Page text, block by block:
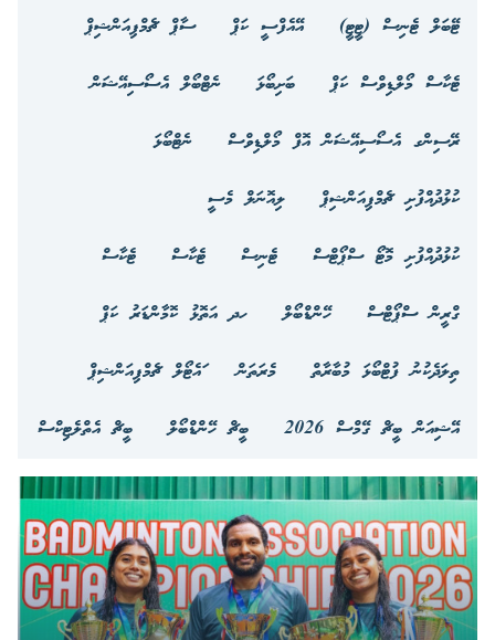
ޓޭބަލް ޓެނިސް (ޓީޓީ)
އޭއެފްސީ ކަޕް
ސާޕް ޗެމްޕިއަންޝިޕް
ޓެކާސް މޯލްޑިވްސް ކަޕް
ބަށިބޯޅަ
ނެޓްބޯލް އެސޯސިއޭޝަން
ރޭސިންގ އެސޯސިއޭޝަން އޮފް މޯލްޑިވްސް
ނެޓްބޯޅަ
ކުޅުދުއްފުށި ޗެމްޕިއަންޝިޕް
ލިއޮނަލް މެސީ
ކުޅުދުއްފުށި މޮޓޯ ސްޕޯޓްސް
ޓެނިސް ޓެކާސް
ޓެކާސް
ގްރީން ސްޕޯޓްސް
ހޭންޑްބޯލް
ހދ އަތޮޅު ކޮމާންޑަރު ކަޕް
ތިލަދެކުނު ފުޓްބޯޅަ މުބާރާތް
މެރަތަން
ައެޓޯލް ޗެމްޕިއަންޝިޕް
އޭޝިއަން ބީޗް ގޭމްސް 2026
ބީޗް ހޭންޑްބޯލް ބީޗް އެތްލެޓިކްސް